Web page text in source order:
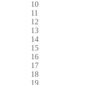
10
11
12
13
14
15
16
17
18
19